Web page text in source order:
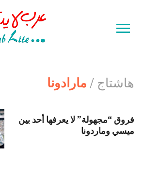
Toggle
navigationهاشتاج / مارادونا
فروق “مجهولة” لا يعرفها أحد بين
ميسي وماردونا